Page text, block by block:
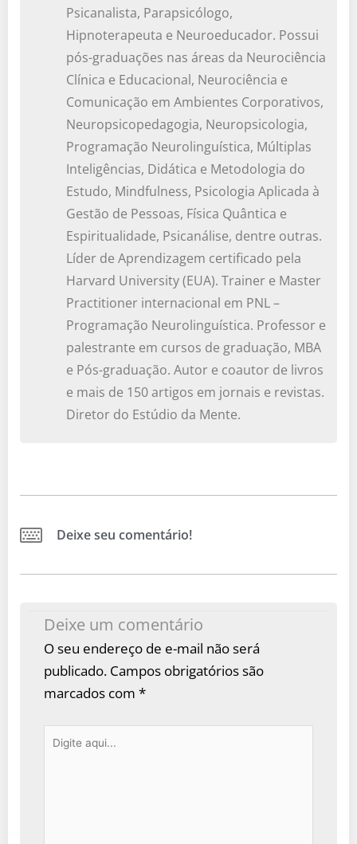
Psicanalista, Parapsicólogo,
Hipnoterapeuta e Neuroeducador. Possui
pós-graduações nas áreas da Neurociência
Clínica e Educacional, Neurociência e
Comunicação em Ambientes Corporativos,
Neuropsicopedagogia, Neuropsicologia,
Programação Neurolinguística, Múltiplas
Inteligências, Didática e Metodologia do
Estudo, Mindfulness, Psicologia Aplicada à
Gestão de Pessoas, Física Quântica e
Espiritualidade, Psicanálise, dentre outras.
Líder de Aprendizagem certificado pela
Harvard University (EUA). Trainer e Master
Practitioner internacional em PNL –
Programação Neurolinguística. Professor e
palestrante em cursos de graduação, MBA
e Pós-graduação. Autor e coautor de livros
e mais de 150 artigos em jornais e revistas.
Diretor do Estúdio da Mente.
Deixe seu comentário!
Deixe um comentário
O seu endereço de e-mail não será
publicado. Campos obrigatórios são
marcados com *
Digite